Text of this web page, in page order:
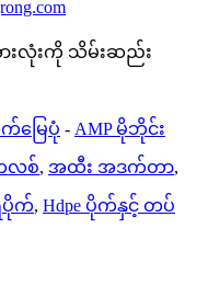
ားလုံးကို သိမ်းဆည်း
မြေပုံ - AMP မိုဘိုင်း
ကလစ်, အထီး အဒက်တာ,
ပိုက်, Hdpe ပိုက်နှင့် တပ်